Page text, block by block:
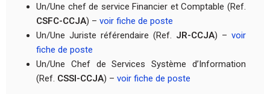
Un/Une chef de service Financier et Comptable (Ref.
CSFC-CCJA) – voir fiche de poste
Un/Une Juriste référendaire (Ref. JR-CCJA) – voir
fiche de poste
Un/Une Chef de Services Système d’Information
(Ref. CSSI-CCJA) – voir fiche de poste